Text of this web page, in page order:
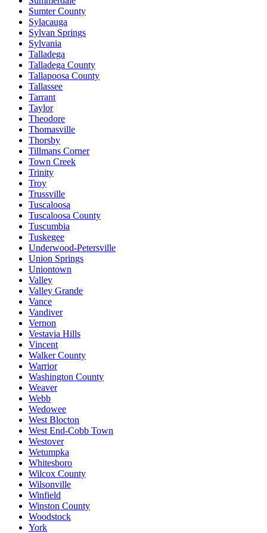
Sumter County
Sylacauga
Sylvan Springs
Sylvania
Talladega
Talladega County
Tallapoosa County
Tallassee
Tarrant
Taylor
Theodore
Thomasville
Thorsby
Tillmans Corner
Town Creek
Trinity
Troy
Trussville
Tuscaloosa
Tuscaloosa County
Tuscumbia
Tuskegee
Underwood-Petersville
Union Springs
Uniontown
Valley
Valley Grande
Vance
Vandiver
Vernon
Vestavia Hills
Vincent
Walker County
Warrior
Washington County
Weaver
Webb
Wedowee
West Blocton
West End-Cobb Town
Westover
Wetumpka
Whitesboro
Wilcox County
Wilsonville
Winfield
Winston County
Woodstock
York